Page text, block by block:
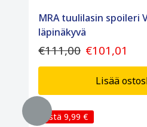
MRA tuulilasin spoileri
läpinäkyvä
€111,00 €101,01
Lisää
Säästä 9,99 €